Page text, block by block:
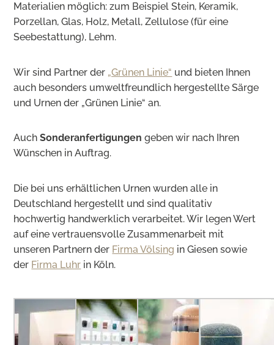
Materialien möglich: zum Beispiel Stein, Keramik,
Porzellan, Glas, Holz, Metall, Zellulose (für eine
Seebestattung), Lehm.
Wir sind Partner der „Grünen Linie“ und bieten Ihnen
auch besonders umweltfreundlich hergestellte Särge
und Urnen der „Grünen Linie“ an.
AuchSonderanfertigungen geben wir nach Ihren
Wünschen in Auftrag.
Die bei uns erhältlichen Urnen wurden alle in
Deutschland hergestellt und sind qualitativ
hochwertig handwerklich verarbeitet. Wir legen Wert
auf eine vertrauensvolle Zusammenarbeit mit
unseren Partnern der Firma Völsing in Giesen sowie
der Firma Luhr in Köln.